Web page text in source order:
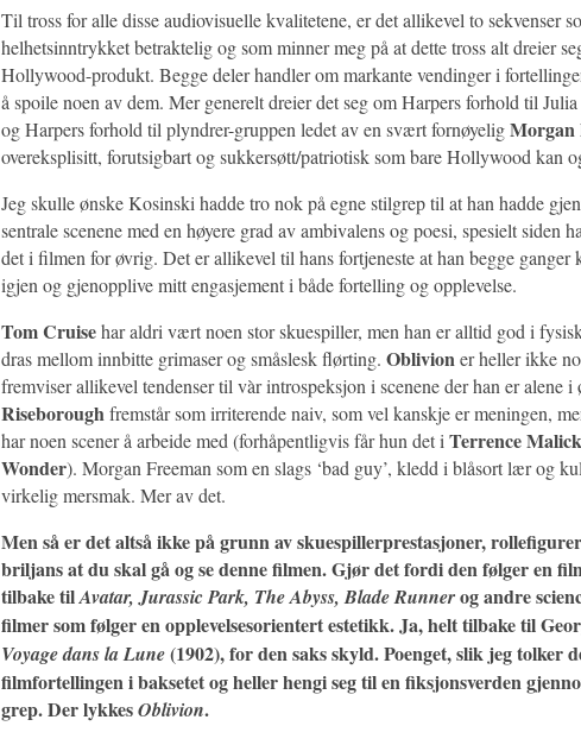
Til tross for alle disse audiovisuelle kvalitetene, er det allikevel to sekvenser
helhetsinntrykket betraktelig og som minner meg på at dette tross alt dreier
Hollywood-produkt. Begge deler handler om markante vendinger i
å spoile noen av dem. Mer generelt dreier det seg om Harpers forhold til
og Harpers forhold til plyndrer-gruppen ledet av en svært fornøyeligMorgan
overeksplisitt, forutsigbart og sukkersøtt/patriotisk som bare Hollywood kan
Jeg skulle ønske Kosinski hadde tro nok på egne stilgrep til at han hadde
sentrale scenene med en høyere grad av ambivalens og poesi, spesielt siden
det i filmen for øvrig. Det er allikevel til hans fortjeneste at han begge ganger
igjen og gjenopplive mitt engasjement i både fortelling og opplevelse.
Tom Cruisehar aldri vært noen stor skuespiller, men han er alltid god i
dras mellom innbitte grimaser og småslesk flørting. Oblivion er heller ikke
fremviser allikevel tendenser til vàr introspeksjon i scenene der han er alene i
Riseborough fremstår som irriterende naiv, som vel kanskje er meningen,
har noen scener å arbeide med (forhåpentligvis får hun det i Terrence Malick
Wonder). Morgan Freeman som en slags ‘bad guy’, kledd i blåsort lær og
virkelig mersmak. Mer av det.
Men så er det altså ikke på grunn av skuespillerprestasjoner,
briljans at du skal gå og se denne filmen. Gjør det fordi den følger en
tilbake tilAvatar, Jurassic Park, The Abyss, Blade Runnerog andre
filmer som følger en opplevelsesorientert estetikk. Ja, helt tilbake til
Voyage dans la Lune(1902), for den saks skyld. Poenget, slik jeg tolker
filmfortellingen i baksetet og heller hengi seg til en fiksjonsverden
grep. Der lykkesOblivion.